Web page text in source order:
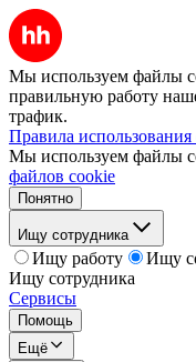
Мы используем файлы
правильную работу
трафик.
Правила
Мы используем файлы
файлов cookie
Понятно
Ищу сотрудника
Ищу работу
Ищу
Ищу сотрудника
Сервисы
Помощь
Ещё